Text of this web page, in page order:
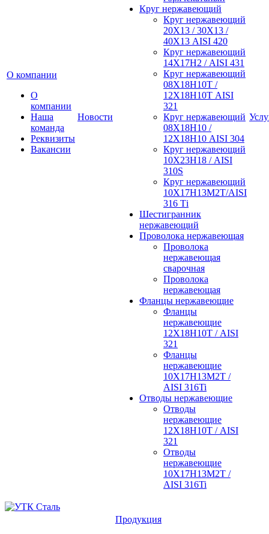
О компании
О
компании
Наша
команда
Реквизиты
Вакансии
Новости
Круг нержавеющий
Круг нержавеющий
20Х13 / 30Х13 /
40Х13 AISI 420
Круг нержавеющий
14Х17Н2 / AISI 431
Круг нержавеющий
08Х18Н10Т /
12Х18Н10Т AISI
321
Круг нержавеющий
08Х18Н10 /
12Х18Н10 AISI 304
Круг нержавеющий
10Х23Н18 / AISI
310S
Круг нержавеющий
10Х17Н13М2Т/AISI
316 Тi
Шестигранник
нержавеющий
Проволока нержавеющая
Проволока
нержавеющая
сварочная
Проволока
нержавеющая
Фланцы нержавеющие
Фланцы
нержавеющие
12Х18Н10Т / AISI
321
Фланцы
нержавеющие
10Х17Н13М2Т /
AISI 316Ti
Отводы нержавеющие
Отводы
нержавеющие
12Х18Н10Т / AISI
321
Отводы
нержавеющие
10Х17Н13М2Т /
AISI 316Ti
Продукция